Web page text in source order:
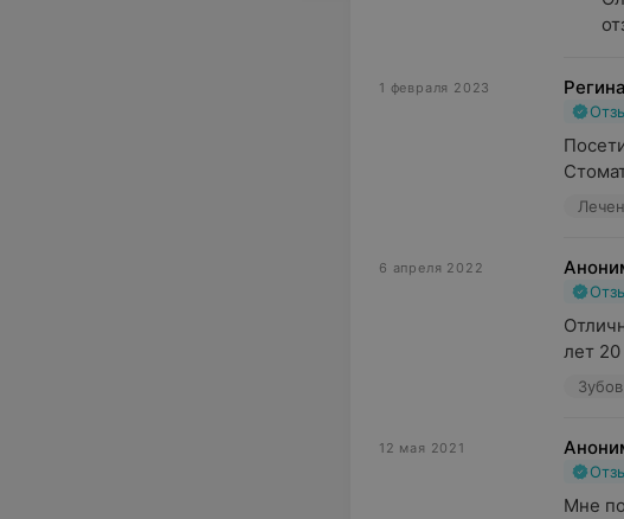
1 февраля 2023 Регина
6 апреля 2022
лет
12 мая 2021
Мне